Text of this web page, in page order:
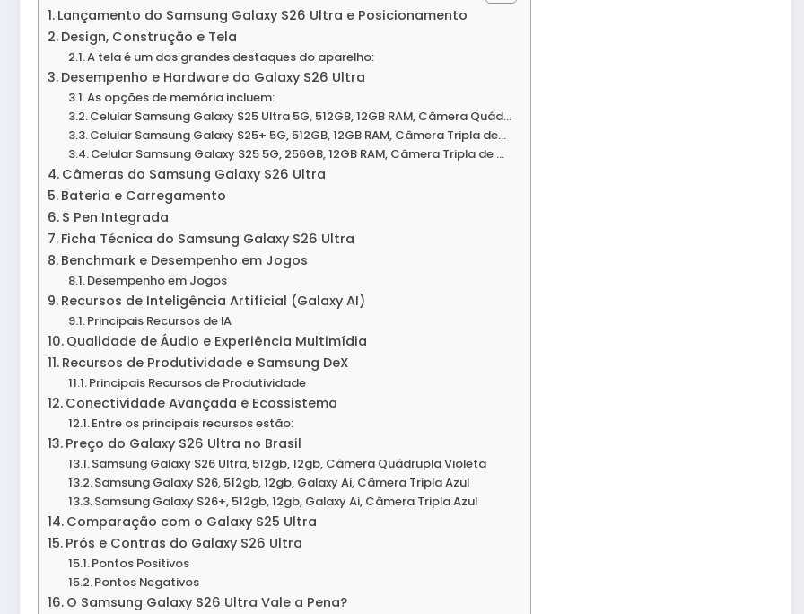
Lançamento do Samsung Galaxy S26 Ultra e Posicionamento
Design, Construção e Tela
A tela é um dos grandes destaques do aparelho:
Desempenho e Hardware do Galaxy S26 Ultra
As opções de memória incluem:
Celular Samsung Galaxy S25 Ultra 5G, 512GB, 12GB RAM, Câmera Quád…
Celular Samsung Galaxy S25+ 5G, 512GB, 12GB RAM, Câmera Tripla de…
Celular Samsung Galaxy S25 5G, 256GB, 12GB RAM, Câmera Tripla de …
Câmeras do Samsung Galaxy S26 Ultra
Bateria e Carregamento
S Pen Integrada
Ficha Técnica do Samsung Galaxy S26 Ultra
Benchmark e Desempenho em Jogos
Desempenho em Jogos
Recursos de Inteligência Artificial (Galaxy AI)
Principais Recursos de IA
Qualidade de Áudio e Experiência Multimídia
Recursos de Produtividade e Samsung DeX
Principais Recursos de Produtividade
Conectividade Avançada e Ecossistema
Entre os principais recursos estão:
Preço do Galaxy S26 Ultra no Brasil
Samsung Galaxy S26 Ultra, 512gb, 12gb, Câmera Quádrupla Violeta
Samsung Galaxy S26, 512gb, 12gb, Galaxy Ai, Câmera Tripla Azul
Samsung Galaxy S26+, 512gb, 12gb, Galaxy Ai, Câmera Tripla Azul
Comparação com o Galaxy S25 Ultra
Prós e Contras do Galaxy S26 Ultra
Pontos Positivos
Pontos Negativos
O Samsung Galaxy S26 Ultra Vale a Pena?